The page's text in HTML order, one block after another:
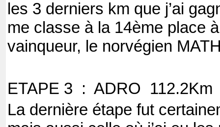
les 3 derniers km que j’ai
me classe à la 14ème place
vainqueur, le norvégien
ETAPE 3 : ADRO 112.2Km
La dernière étape fut